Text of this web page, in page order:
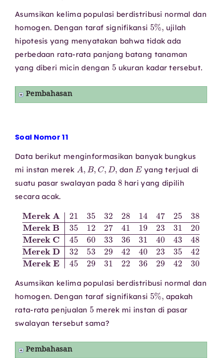
Asumsikan kelima populasi berdistribusi normal dan
homogen. Dengan taraf signifikansi
5%
ujilah
hipotesis yang menyatakan bahwa tidak ada
perbedaan rata-rata panjang batang tanaman
yang diberi micin dengan
5
ukuran kadar tersebut.
Pembahasan
Soal Nomor 11
Data berikut menginformasikan banyak bungkus
mi instan merek
A B, C,D ,
dan
E
yang terjual di
suatu pasar swalayan pada
8
hari yang dipilih
secara acak.
Merek A21 35 3228 1447 2538
Merek B 3512 2741 1923 3120
Merek C 4560 3336 3140 43 48
Merek D 3253 2942 4023 35 42
Merek E45 2931 22 3629 42 30
Asumsikan kelima populasi berdistribusi normal dan
homogen. Dengan taraf signifikansi
5%
apakah
rata-rata penjualan
5
merek mi instan di pasar
swalayan tersebut sama?
Pembahasan